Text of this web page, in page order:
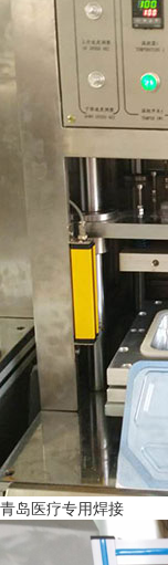
青岛医疗专用焊接